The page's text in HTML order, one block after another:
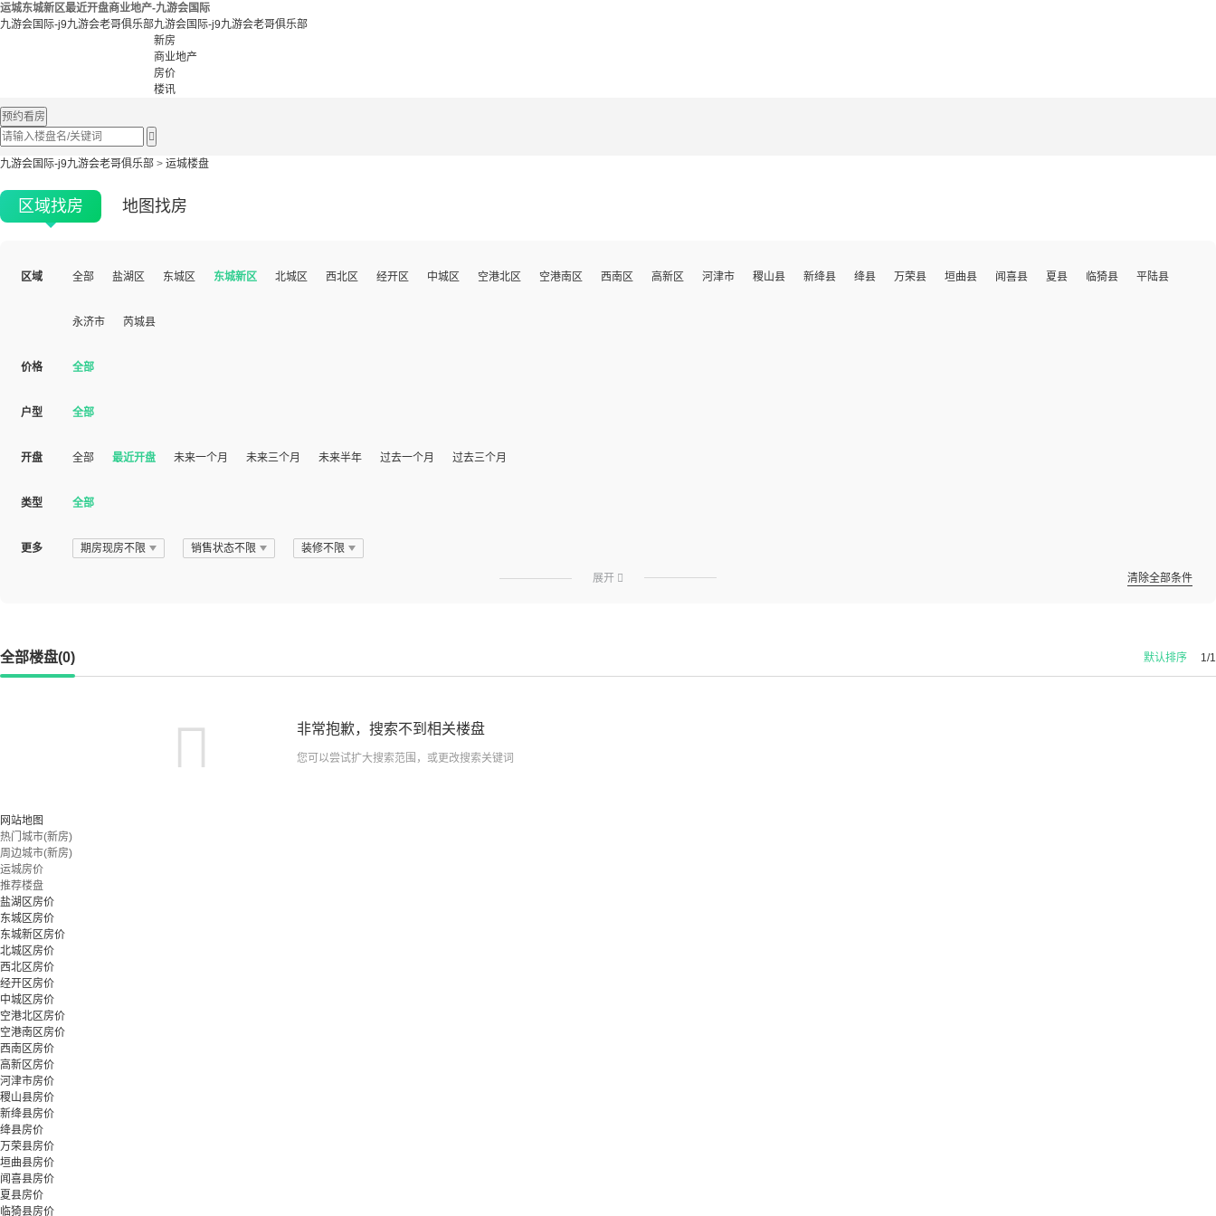
运城东城新区最近开盘商业地产-九游会国际
九游会国际-j9九游会老哥俱乐部九游会国际-j9九游会老哥俱乐部
新房
商业地产
房价
楼讯
预约看房

九游会国际-j9九游会老哥俱乐部 > 运城楼盘
区域找房 地图找房
区域 全部 盐湖区 东城区 东城新区 北城区 西北区 经开区 中城区 空港北区 空港南区 西南区 高新区 河津市 稷山县 新绛县 绛县 万荣县 垣曲县 闻喜县 夏县 临猗县 平陆县
永济市 芮城县
价格 全部
户型 全部
开盘 全部 最近开盘 未来一个月 未来三个月 未来半年 过去一个月 过去三个月
类型 全部
更多 期房现房不限 销售状态不限 装修不限
展开  清除全部条件
全部楼盘(0) 1/1
默认排序
非常抱歉，搜索不到相关楼盘
您可以尝试扩大搜索范围，或更改搜索关键词
网站地图
热门城市(新房)
周边城市(新房)
运城房价
推荐楼盘
盐湖区房价
东城区房价
东城新区房价
北城区房价
西北区房价
经开区房价
中城区房价
空港北区房价
空港南区房价
西南区房价
高新区房价
河津市房价
稷山县房价
新绛县房价
绛县房价
万荣县房价
垣曲县房价
闻喜县房价
夏县房价
临猗县房价